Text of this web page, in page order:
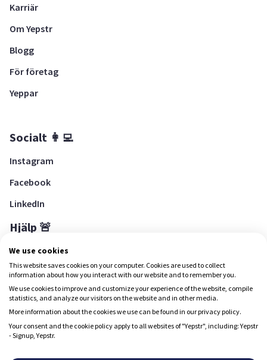
Karriär
Om Yepstr
Blogg
För företag
Yeppar
Socialt 👩‍💻
Instagram
Facebook
LinkedIn
Hjälp 🚨
Hjälpcenter
Ladda ned Yepstr
Ladda ned Yepstr
We use cookies
This website saves cookies on your computer. Cookies are used to collect
information about how you interact with our website and to remember you.
We use cookies to improve and customize your experience of the website, compile
statistics, and analyze our visitors on the website and in other media.
More information about the cookies we use can be found in our privacy policy.
Your consent and the cookie policy apply to all websites of "Yepstr", including: Yepstr
- Signup, Yepstr.